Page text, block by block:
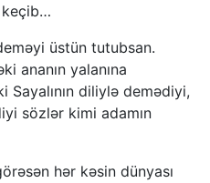
keçib…
üstün tutubsan.
ananın yalanına
Sayalının diliylə demədiyi,
sözlər kimi adamın
hər kəsin dünyası